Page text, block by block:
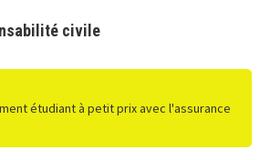
civile
étudiant à petit prix avec l'assurance